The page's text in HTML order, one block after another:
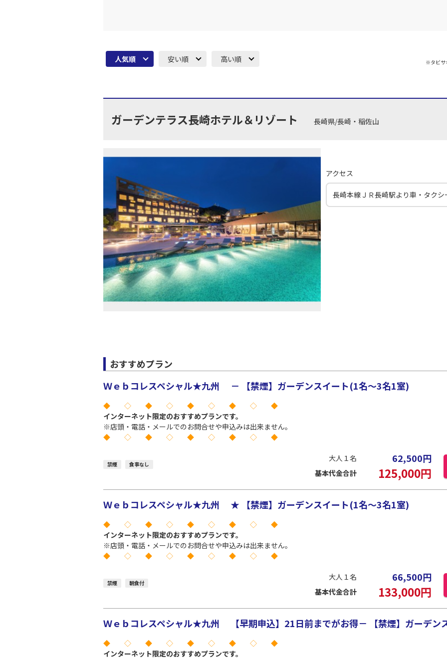
人気順 安い順 高い順 ※タビサ
ガーデンテラス長崎ホテル＆リゾート 長崎県/長崎・稲佐山
アクセス
長崎本線ＪＲ長崎駅より車・タクシ
おすすめプラン
Ｗｅｂコレスペシャル★九州 － 【禁煙】ガーデンスイート(1名～3名1室)
◆ ◇ ◆ ◇ ◆ ◇ ◆ ◇ ◆
インターネット限定のおすすめプランです。
※店頭・電話・メールでのお問合せや申込みは出来ません。
◆ ◇ ◆ ◇ ◆ ◇ ◆ ◇ ◆
禁煙 食事なし
大人１名 62,500円
基本代金合計 125,000円
Ｗｅｂコレスペシャル★九州 ★ 【禁煙】ガーデンスイート(1名～3名1室)
◆ ◇ ◆ ◇ ◆ ◇ ◆ ◇ ◆
インターネット限定のおすすめプランです。
※店頭・電話・メールでのお問合せや申込みは出来ません。
◆ ◇ ◆ ◇ ◆ ◇ ◆ ◇ ◆
禁煙 朝食付
大人１名 66,500円
基本代金合計 133,000円
Ｗｅｂコレスペシャル★九州 【早期申込】21日前までがお得－ 【禁煙】ガーデン
◆ ◇ ◆ ◇ ◆ ◇ ◆ ◇ ◆
インターネット限定のおすすめプランです。